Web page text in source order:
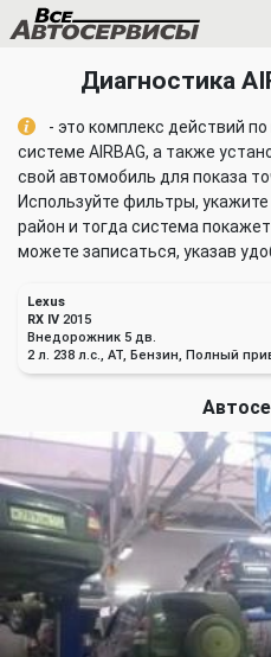
Диагностика
- это комплекс действий
системе AIRBAG, а также
свой автомобиль для показа
Используйте фильтры,
район и тогда система
можете записаться, указав
Lexus
RX IV 2015
Внедорожник 5 дв.
2 л. 238 л.с., AT, Бензин, Полный